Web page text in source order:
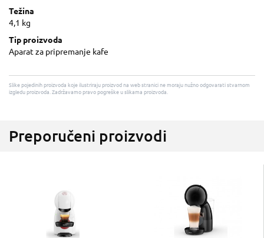
Težina
4,1 kg
Tip proizvoda
Aparat za pripremanje kafe
Slike pojedinih proizvoda koje ilustriraju proizvod na web stranici ne moraju nužno odgovarati stvarnom
izgledu proizvoda. Zadržavamo pravo pogreške u slikama proizvoda.
Preporučeni proizvodi